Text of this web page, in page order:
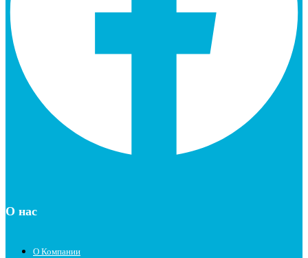
О нас
О Компании